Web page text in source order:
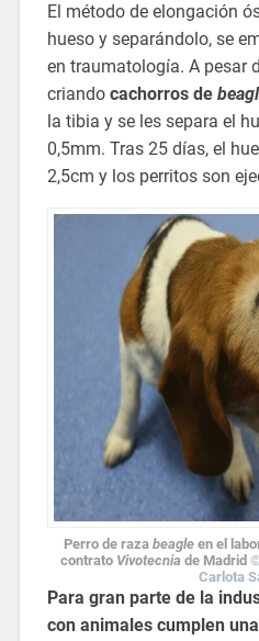
El método de elongación
hueso y separándolo, se
en traumatología. A pesar
criando cachorros de
la tibia y se les separa el
0,5mm. Tras 25 días, el
2,5cm y los perritos son
Perro de raza beagle en el
contrato Vivotecnia de Madrid
Carlota
Para gran parte de la
con animales cumplen una